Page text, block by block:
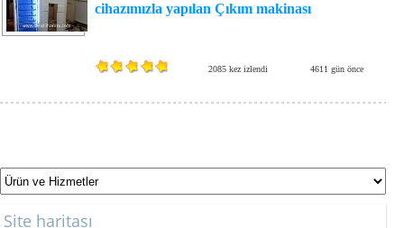
cihazımızla yapılan Çıkım makinası
2085 kez izlendi 4611 gün önce
Site haritası